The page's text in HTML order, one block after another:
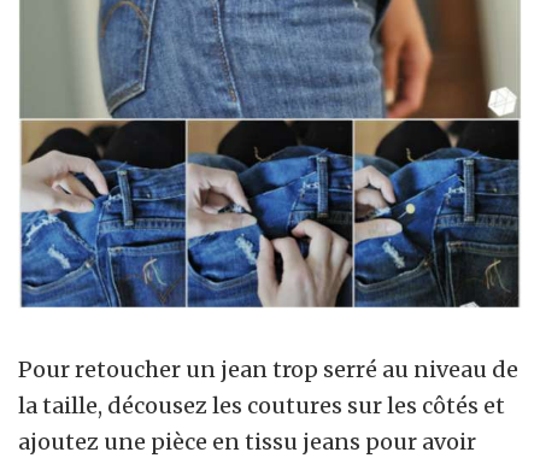
Pour retoucher un jean trop serré au niveau de
la taille, décousez les coutures sur les côtés et
ajoutez une pièce en tissu jeans pour avoir